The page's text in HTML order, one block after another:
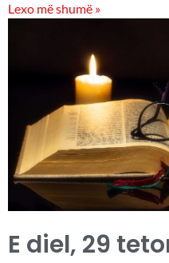
Lexo më shumë »
E diel, 29